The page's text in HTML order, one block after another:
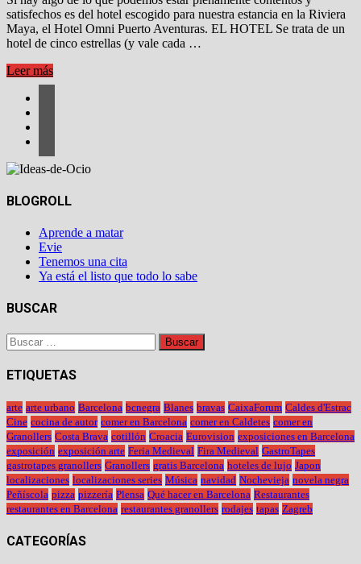
satisfechos es del hotel escogido para nuestra estancia en la Riviera
Maya, el Hotel Omni Puerto Aventuras. EL HOTEL Se trata de un
hotel de cinco estrellas (y vale cada …
HOTEL
PUERTO
AVENTURAS
RIVIERA
MAYA
Leer más
BLOGROLL
Aprende a matar
Evie
Tenemos una cita
Ya está el listo que todo lo sabe
BUSCAR
Buscar:
ETIQUETAS
arte arte urbano Barcelona bcnegra Blanes bravas CaixaForum Caldes d'Estrac
Cine cocina de autor comer en Barcelona comer en Caldetes comer en
Granollers Costa Brava cotillón Croacia Eurovision exposiciones en Barcelona
exposición exposición arte Feria Medieval Fira Medieval GastroTapes
gastrotapes granollers Granollers gratis Barcelona hoteles de lujo Japon
localizaciones localizaciones series Música navidad Nochevieja novela negra
Peñíscola pizza pizzería Plensa Qué hacer en Barcelona Restaurantes
restaurantes en Barcelona restaurantes granollers rodajes tapas Zagreb
CATEGORÍAS